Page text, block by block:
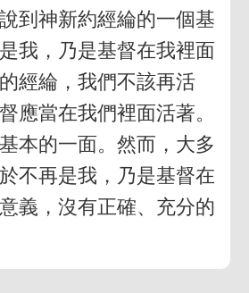
到神新約經綸的一個基
我，乃是基督在我裡面
經綸，我們不該再活
應當在我們裡面活著。
本的一面。然而，大多
不再是我，乃是基督在
義，沒有正確、充分的